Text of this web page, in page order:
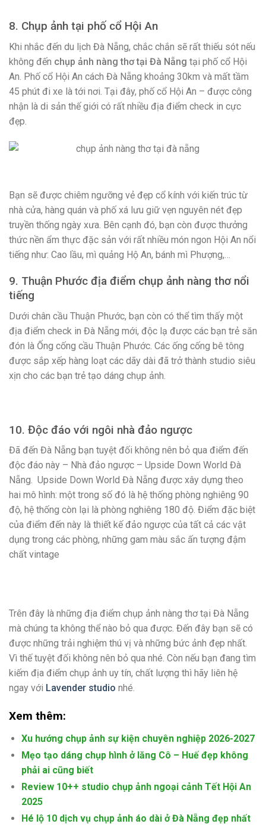
8. Chụp ảnh tại phố cổ Hội An
Khi nhắc đến du lịch Đà Nẵng, chắc chắn sẽ rất thiếu sót nếu
không đến chụp ảnh nàng thơ tại Đà Nẵng tại phố cổ Hội
An. Phố cổ Hội An cách Đà Nẵng khoảng 30km và mất tầm
45 phút đi xe là tới nơi. Tại đây, phố cổ Hội An – được công
nhận là di sản thế giới có rất nhiều địa điểm check in cực
đẹp.
Bạn sẽ được chiêm ngưỡng vẻ đẹp cổ kính với kiến trúc từ
nhà cửa, hàng quán và phố xá lưu giữ vẹn nguyên nét đẹp
truyền thống ngày xưa. Bên cạnh đó, bạn còn được thưởng
thức nền ẩm thực đặc sản với rất nhiều món ngon Hội An nổi
tiếng như: Cao lầu, mì quảng Hộ An, bánh mì Phượng,…
9. Thuận Phước địa điểm chụp ảnh nàng thơ nổi
tiếng
Dưới chân cầu Thuận Phước, bạn còn có thể tìm thấy một
địa điểm check in Đà Nẵng mới, độc lạ được các bạn trẻ săn
đón là Ống cống cầu Thuận Phước. Các ống cống bê tông
được sắp xếp hàng loạt các dãy dài đã trở thành studio siêu
xịn cho các bạn trẻ tạo dáng chụp ảnh.
10. Độc đáo với ngôi nhà đảo ngược
Đã đến Đà Nẵng bạn tuyệt đối không nên bỏ qua điểm đến
độc đáo này – Nhà đảo ngược – Upside Down World Đà
Nẵng. Upside Down World Đà Nẵng được xây dựng theo
hai mô hình: một trong số đó là hệ thống phòng nghiêng 90
độ, hệ thống còn lại là phòng nghiêng 180 độ. Điểm đặc biệt
của điểm đến này là thiết kế đảo ngược của tất cả các vật
dụng trong các phòng, những gam màu sắc ấn tượng đậm
chất vintage
Trên đây là những địa điểm chụp ảnh nàng thơ tại Đà Nẵng
mà chúng ta không thể nào bỏ qua được. Đến đây bạn sẽ có
được những trải nghiệm thú vị và những bức ảnh đẹp nhất.
Vì thế tuyệt đối không nên bỏ qua nhé. Còn nếu bạn đang tìm
kiếm địa điểm chụp ảnh uy tín, chất lượng thì hãy liên hệ
ngay với Lavender studio nhé.
Xem thêm:
Xu hướng chụp ảnh sự kiện chuyên nghiệp 2026-2027
Mẹo tạo dáng chụp hình ở lăng Cô – Huế đẹp không
phải ai cũng biết
Review 10++ studio chụp ảnh ngoại cảnh Tết Hội An
2025
Hé lộ 10 dịch vụ chụp ảnh áo dài ở Đà Nẵng đẹp nhất